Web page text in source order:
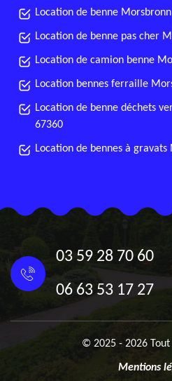
Location de benne
Location de benne pas cher
Location de camion benne
Location bennes ferraille
Location de benne déchets
67360
Location de bennes à
03 59 28 70 60
06 63 53 17 27
© 2025 - 2026
Mentions